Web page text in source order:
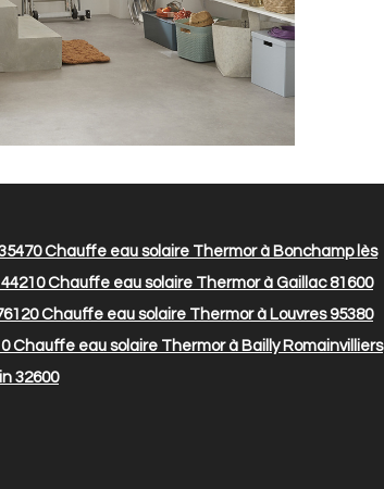
Chauffe eau solaire Thermor à Bonchamp lès
Chauffe eau solaire Thermor à Gaillac 81600
Chauffe eau solaire Thermor à Louvres 95380
Chauffe eau solaire Thermor à Bailly Romainvilliers
32600